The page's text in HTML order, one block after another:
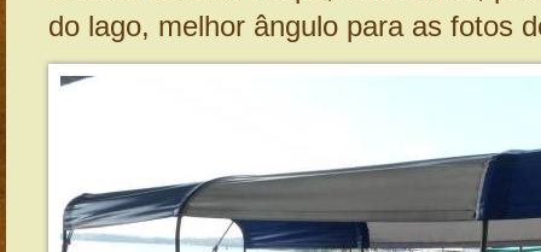
do lago, melhor ângulo para as fotos